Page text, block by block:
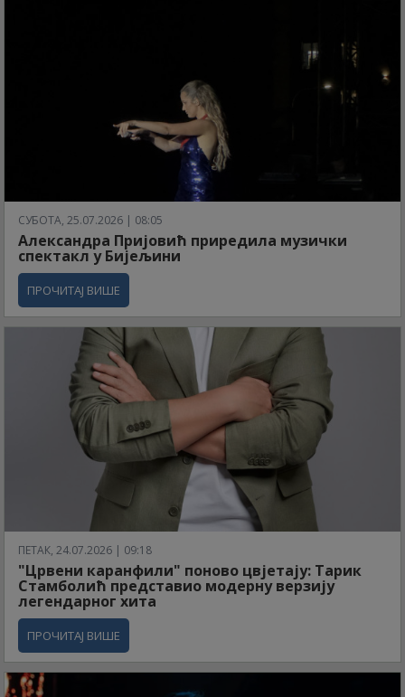
СУБОТА, 25.07.2026 | 08:05
Александра Пријовић приредила музички
спектакл у Бијељини
ПРОЧИТАЈ ВИШЕ
ПЕТАК, 24.07.2026 | 09:18
"Црвени каранфили" поново цвјетају: Тарик
Стамболић представио модерну верзију
легендарног хита
ПРОЧИТАЈ ВИШЕ